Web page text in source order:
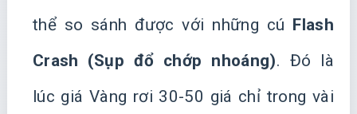
thể so sánh được với những cú
Flash
Crash (Sụp đổ chớp nhoáng). Đó là
lúc giá Vàng rơi 30-50 giá chỉ trong vài